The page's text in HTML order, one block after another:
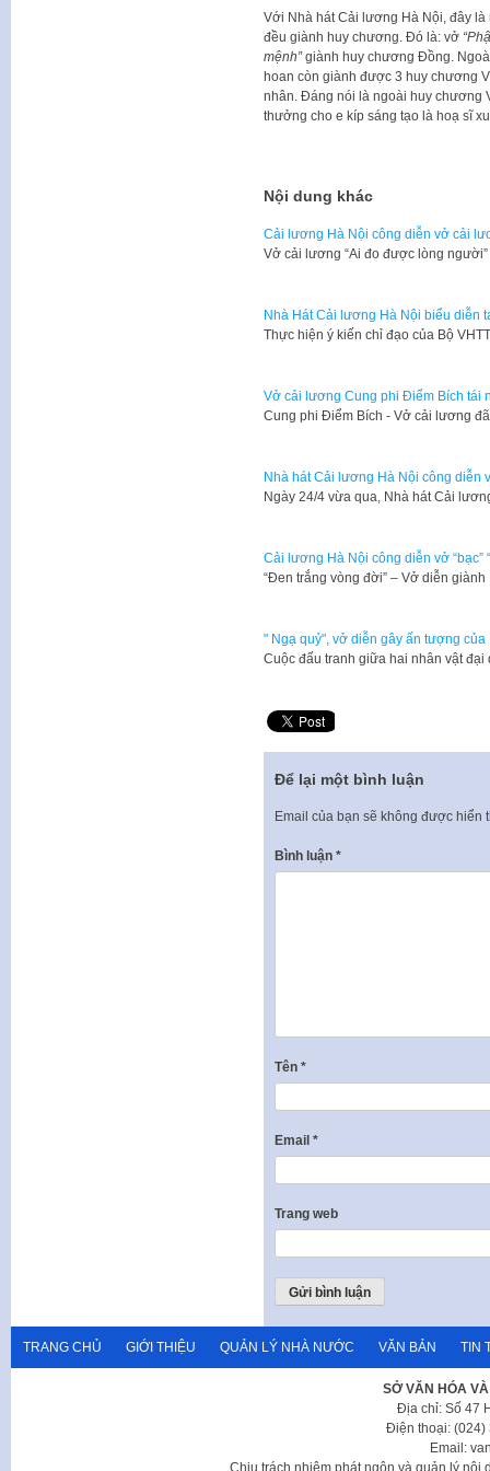
Với Nhà hát Cải lương Hà Nội, đây
đều giành huy chương. Đó là: vở
mệnh”giành huy chương Đồng.
hoan còn giành được 3 huy chương
nhân. Đáng nói là ngoài huy chương
thưởng cho e kíp sáng tạo là hoạ sĩ
Nội dung khác
Cải lương Hà Nội công diễn vở cải
Vở cải lương “Ai đo được lòng
Nhà Hát Cải lương Hà Nội biểu diễn
Thực hiện ý kiến chỉ đạo của Bộ
Vở cải lương Cung phi Điểm Bích tái
Cung phi Điểm Bích - Vở cải lương
Nhà hát Cải lương Hà Nội công diễn
Ngày 24/4 vừa qua, Nhà hát Cải
Cải lương Hà Nội công diễn vở “bạc”
“Đen trắng vòng đời” – Vở diễn
" Ngạ quỷ", vở diễn gây ấn tượng
Cuộc đấu tranh giữa hai nhân vật
Để lại một bình luận
Email của bạn sẽ không được hiển
Bình luận *
Tên *
Email *
Trang web
TRANG CHỦ GIỚI THIỆU QUẢN LÝ NHÀ NƯỚC VĂN BẢN TIN
SỞ VĂN HÓA
Địa chỉ: Số 47
Điện thoại: (024)
Email:
Chịu trách nhiệm phát ngôn và quản lý nội